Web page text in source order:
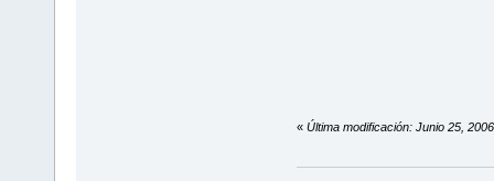
« Última modificación: Junio 25,